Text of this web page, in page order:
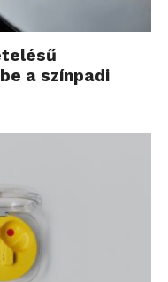
a színpadi